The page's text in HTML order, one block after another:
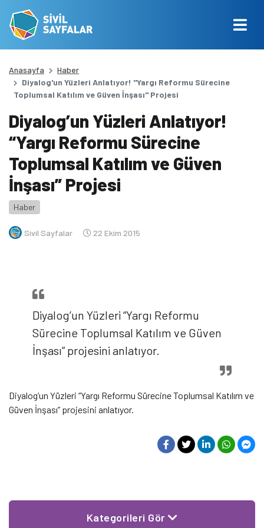
Anasayfa
Haber
Diyalog'un Yüzleri Anlatıyor! "Yargı Reformu Sürecine
Toplumsal Katılım ve Güven İnşası" Projesi
Diyalog’un Yüzleri Anlatıyor!
“Yargı Reformu Sürecine
Toplumsal Katılım ve Güven
İnşası” Projesi
Haber
Sivil Sayfalar 22 Ekim 2015
Diyalog’un Yüzleri “Yargı Reformu
Sürecine Toplumsal Katılım ve Güven
İnşası” projesini anlatıyor.
Diyalog’un Yüzleri “Yargı Reformu Sürecine Toplumsal Katılım ve
Güven İnşası” projesini anlatıyor.
Kategorileri Gör